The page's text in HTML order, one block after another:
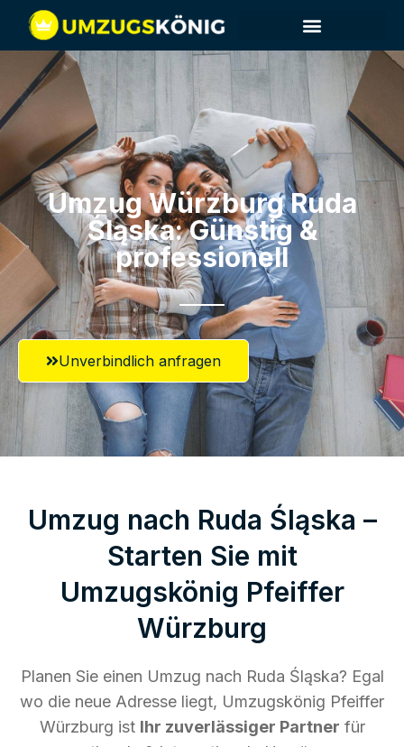
Umzug Würzburg​ Ruda
Śląska: Günstig &
professionell​
Unverbindlich anfragen
Umzug nach Ruda Śląska –
Starten Sie mit
Umzugskönig Pfeiffer
Würzburg
Planen Sie einen Umzug nach Ruda Śląska? Egal
wo die neue Adresse liegt, Umzugskönig Pfeiffer
Würzburg ist Ihr zuverlässiger Partner für